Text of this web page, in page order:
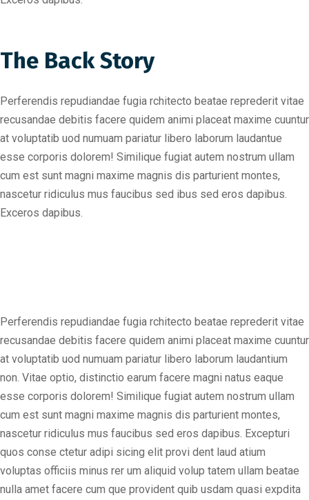
The Back Story
Perferendis repudiandae fugia rchitecto beatae reprederit vitae
recusandae debitis facere quidem animi placeat maxime cuuntur
at voluptatib uod numuam pariatur libero laborum laudantue
esse corporis dolorem! Similique fugiat autem nostrum ullam
cum est sunt magni maxime magnis dis parturient montes,
nascetur ridiculus mus faucibus sed ibus sed eros dapibus.
Exceros dapibus.
Perferendis repudiandae fugia rchitecto beatae reprederit vitae
recusandae debitis facere quidem animi placeat maxime cuuntur
at voluptatib uod numuam pariatur libero laborum laudantium
non. Vitae optio, distinctio earum facere magni natus eaque
esse corporis dolorem! Similique fugiat autem nostrum ullam
cum est sunt magni maxime magnis dis parturient montes,
nascetur ridiculus mus faucibus sed eros dapibus. Excepturi
quos conse ctetur adipi sicing elit provi dent laud atium
voluptas officiis minus rer um aliquid volup tatem ullam beatae
nulla amet facere cum que provident quib usdam quasi expdita